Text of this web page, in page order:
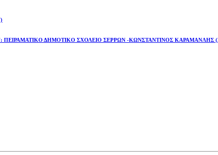
2026-27: ΠΕΙΡΑΜΑΤΙΚΟ ΔΗΜΟΤΙΚΟ ΣΧΟΛΕΙΟ ΣΕΡΡΩΝ -ΚΩΝΣΤΑΝΤΙΝΟΣ ΚΑΡΑΜΑΝΛΗΣ